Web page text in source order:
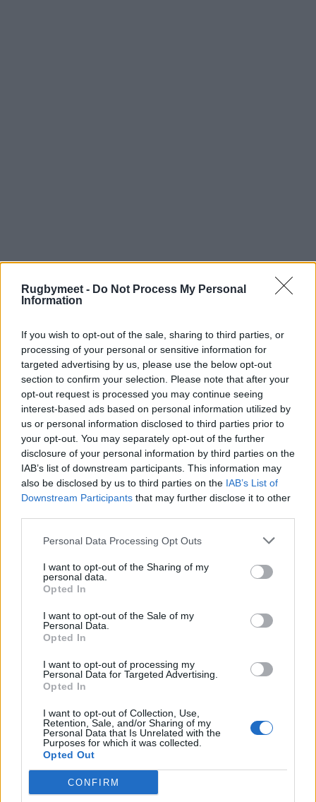
Rugbymeet - Do Not Process My Personal
Information
If you wish to opt-out of the sale, sharing to third parties, or
processing of your personal or sensitive information for
targeted advertising by us, please use the below opt-out
section to confirm your selection. Please note that after your
opt-out request is processed you may continue seeing
interest-based ads based on personal information utilized by
us or personal information disclosed to third parties prior to
your opt-out. You may separately opt-out of the further
disclosure of your personal information by third parties on the
IAB’s list of downstream participants. This information may
also be disclosed by us to third parties on the IAB’s List of
Downstream Participants that may further disclose it to other
Personal Data Processing Opt Outs
I want to opt-out of the Sharing of my
personal data.
Opted In
I want to opt-out of the Sale of my
Personal Data.
Opted In
I want to opt-out of processing my
Personal Data for Targeted Advertising.
Opted In
I want to opt-out of Collection, Use,
Retention, Sale, and/or Sharing of my
Personal Data that Is Unrelated with the
Purposes for which it was collected.
Opted Out
CONFIRM